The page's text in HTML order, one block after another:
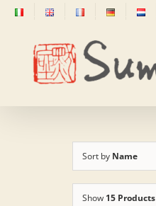
Skip
content
Sort by Name
Show 15 Products